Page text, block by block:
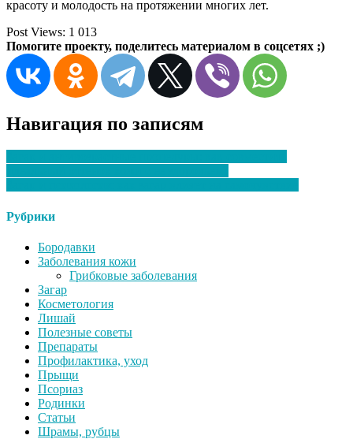
красоту и молодость на протяжении многих лет.
Post Views: 1 013
Помогите проекту, поделитесь материалом в соцсетях ;)
Навигация по записям
Рубрики
Бородавки
Заболевания кожи
Грибковые заболевания
Загар
Косметология
Лишай
Полезные советы
Препараты
Профилактика, уход
Прыщи
Псориаз
Родинки
Статьи
Шрамы, рубцы